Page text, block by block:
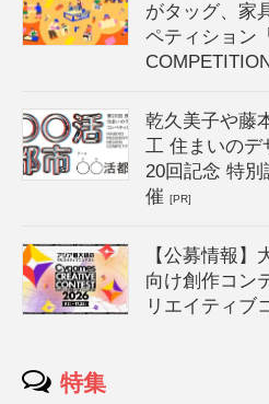
がタッグ、家
ペティション
乾久美子や藤
工 住まいのデ
20回記念 特別
催[PR]
【公募情報】
向け創作コン
リエイティブ
特集